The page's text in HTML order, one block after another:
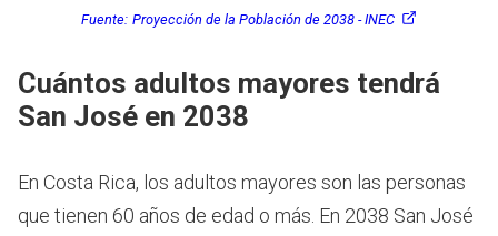
Fuente: Proyección de la Población de 2038 - INEC
Cuántos adultos mayores tendrá
San José en 2038
En Costa Rica, los adultos mayores son las personas
que tienen 60 años de edad o más. En 2038 San José